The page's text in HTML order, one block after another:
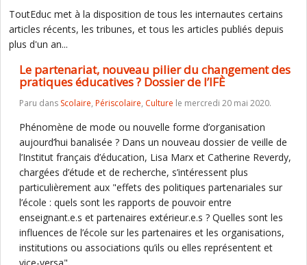
ToutEduc met à la disposition de tous les internautes certains
articles récents, les tribunes, et tous les articles publiés depuis
plus d'un an...
Le partenariat, nouveau pilier du changement des
pratiques éducatives ? Dossier de l’IFÈ
Paru dans Scolaire, Périscolaire, Culture le mercredi 20 mai 2020.
Phénomène de mode ou nouvelle forme d’organisation
aujourd’hui banalisée ? Dans un nouveau dossier de veille de
l’Institut français d’éducation, Lisa Marx et Catherine Reverdy,
chargées d’étude et de recherche, s’intéressent plus
particulièrement aux "effets des politiques partenariales sur
l’école : quels sont les rapports de pouvoir entre
enseignant.e.s et partenaires extérieur.e.s ? Quelles sont les
influences de l’école sur les partenaires et les organisations,
institutions ou associations qu’ils ou elles représentent et